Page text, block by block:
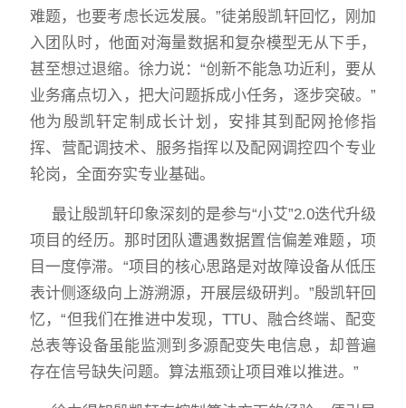
难题，也要考虑长远发展。”徒弟殷凯轩回忆，刚加
入团队时，他面对海量数据和复杂模型无从下手，
甚至想过退缩。徐力说：“创新不能急功近利，要从
业务痛点切入，把大问题拆成小任务，逐步突破。”
他为殷凯轩定制成长计划，安排其到配网抢修指
挥、营配调技术、服务指挥以及配网调控四个专业
轮岗，全面夯实专业基础。
最让殷凯轩印象深刻的是参与“小艾”2.0迭代升级
项目的经历。那时团队遭遇数据置信偏差难题，项
目一度停滞。“项目的核心思路是对故障设备从低压
表计侧逐级向上游溯源，开展层级研判。”殷凯轩回
忆，“但我们在推进中发现，TTU、融合终端、配变
总表等设备虽能监测到多源配变失电信息，却普遍
存在信号缺失问题。算法瓶颈让项目难以推进。”